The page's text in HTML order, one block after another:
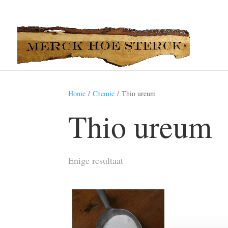
Home /Chemie / Thio ureum
Thio ureum
Enige resultaat